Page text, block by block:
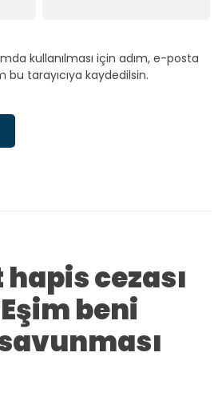
kullanılması için adım, e-posta
tarayıcıya kaydedilsin.
cezası
beni